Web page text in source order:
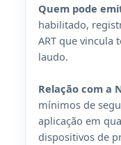
Quem pode
habilitado,
ART que vincula
laudo.
Relação com a
mínimos de
aplicação em
dispositivos de